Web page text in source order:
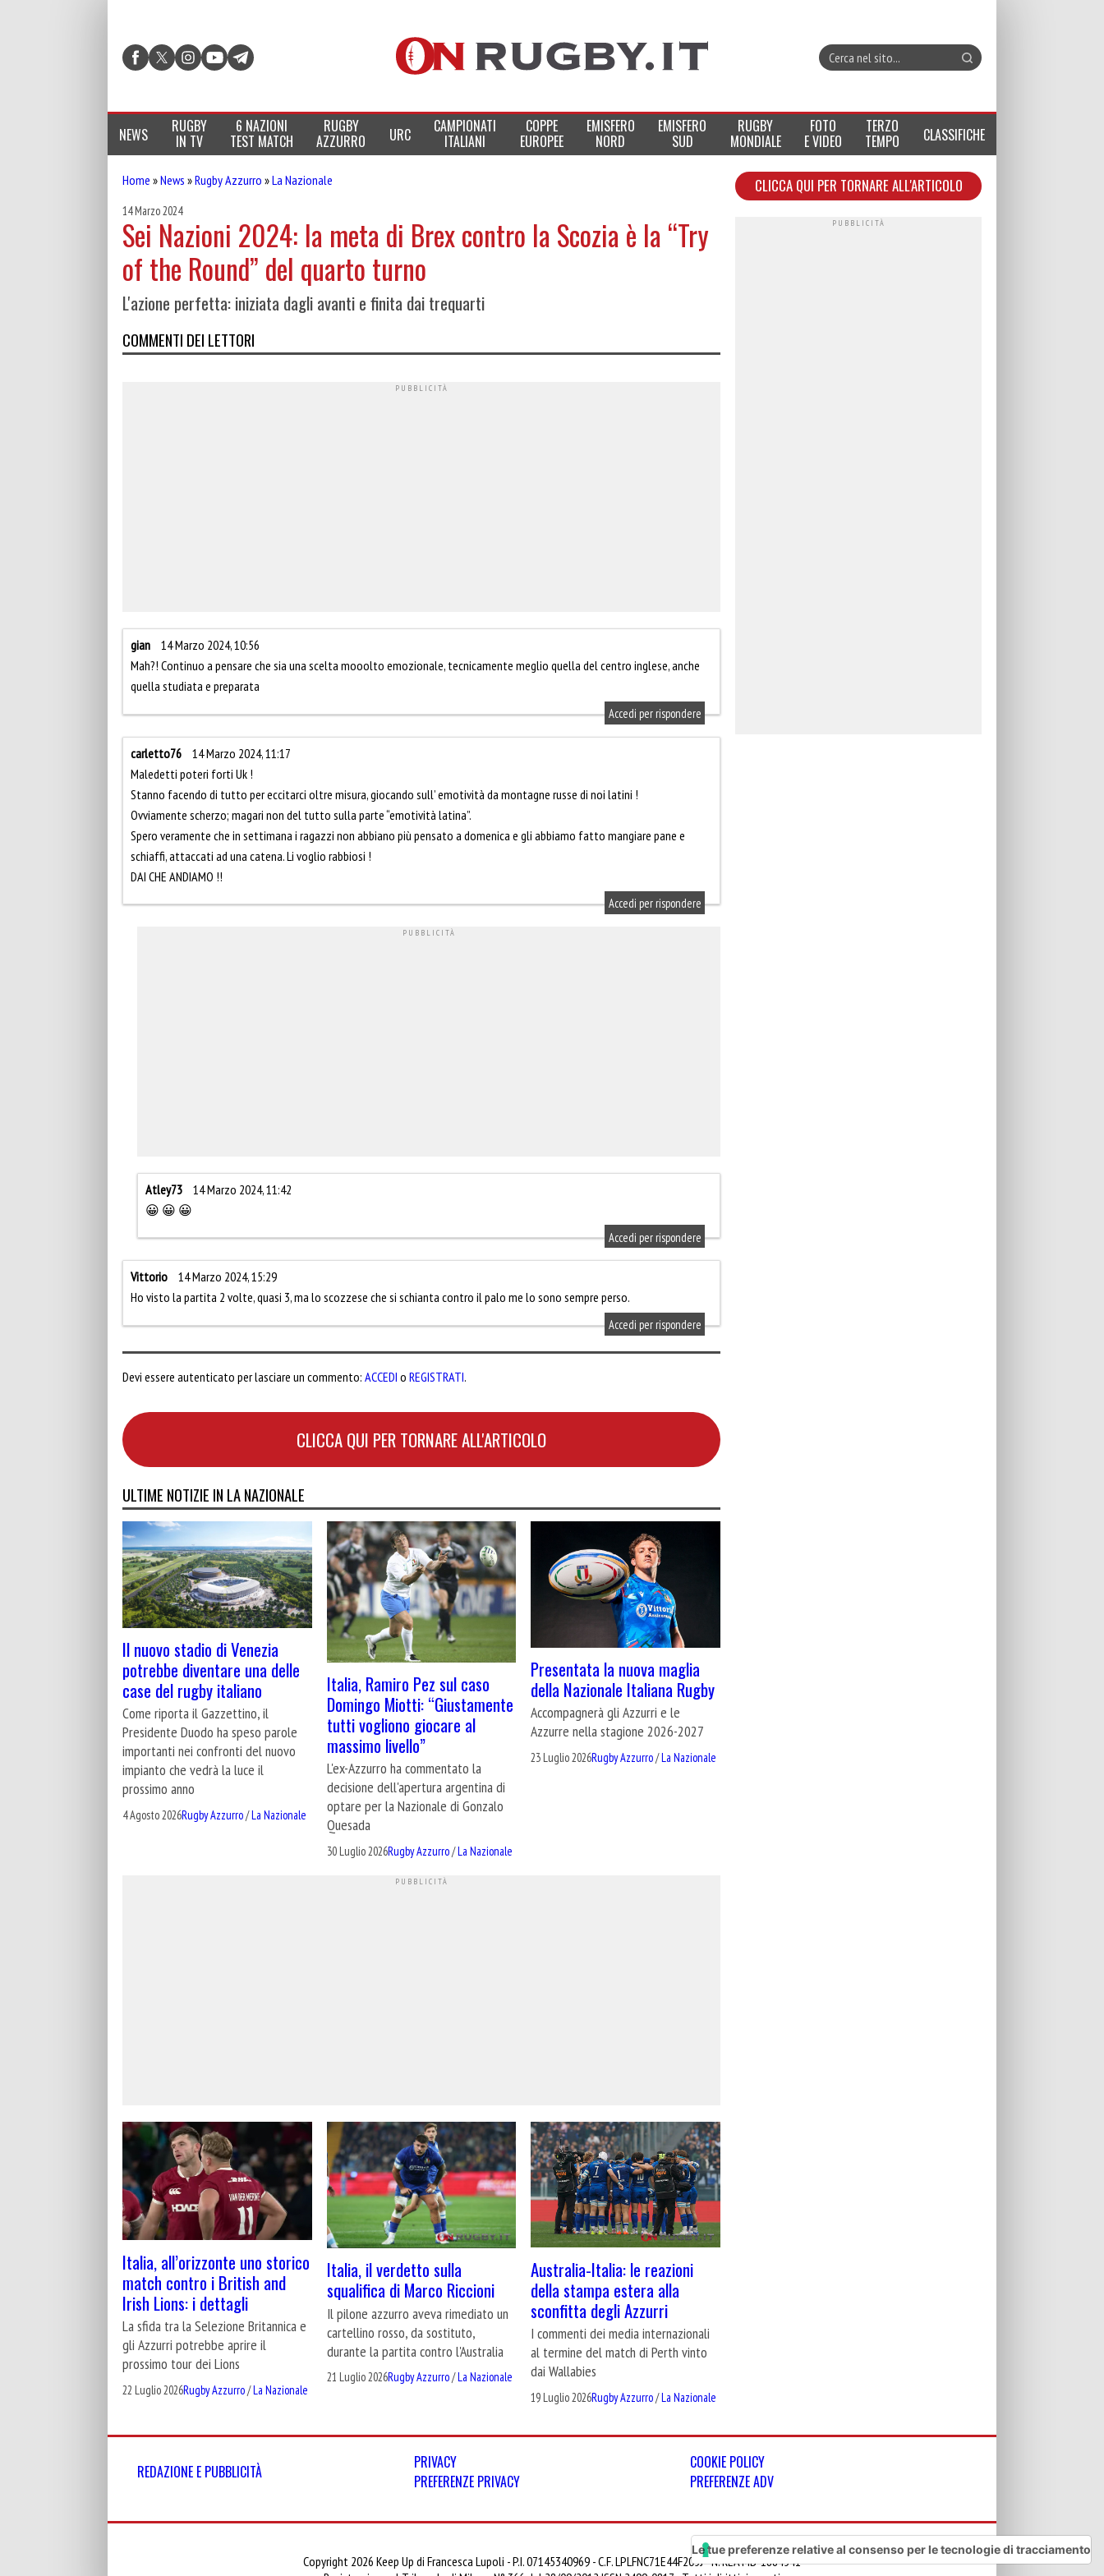
NEWS RUGBY
IN TV
6 NAZIONI
TEST MATCH
RUGBY
AZZURRO URC CAMPIONATI
ITALIANI
COPPE
EUROPEE
EMISFERO
NORD
EMISFERO
SUD
RUGBY
MONDIALE
FOTO
E VIDEO
TERZO
TEMPO CLASSIFICHE
Home »News »Rugby Azzurro »La Nazionale
14 Marzo 2024
Sei Nazioni 2024: la meta di Brex contro la Scozia è la “Try
of the Round” del quarto turno
L'azione perfetta: iniziata dagli avanti e finita dai trequarti
COMMENTI DEI LETTORI
gian
14 Marzo 2024, 10:56
Mah?! Continuo a pensare che sia una scelta mooolto emozionale, tecnicamente meglio quella del centro inglese, anche
quella studiata e preparata
Accedi per rispondere
carletto76
14 Marzo 2024, 11:17
Maledetti poteri forti Uk !
Stanno facendo di tutto per eccitarci oltre misura, giocando sull’ emotività da montagne russe di noi latini !
Ovviamente scherzo; magari non del tutto sulla parte “emotività latina”.
Spero veramente che in settimana i ragazzi non abbiano più pensato a domenica e gli abbiamo fatto mangiare pane e
schiaffi, attaccati ad una catena. Li voglio rabbiosi !
DAI CHE ANDIAMO !!
Accedi per rispondere
Atley73
14 Marzo 2024, 11:42
😀 😀 😀
Accedi per rispondere
Vittorio
14 Marzo 2024, 15:29
Ho visto la partita 2 volte, quasi 3, ma lo scozzese che si schianta contro il palo me lo sono sempre perso.
Accedi per rispondere
Devi essere autenticato per lasciare un commento: ACCEDI o REGISTRATI.
CLICCA QUI PER TORNARE ALL'ARTICOLO
ULTIME NOTIZIE IN LA NAZIONALE
Il nuovo stadio di Venezia
potrebbe diventare una delle
case del rugby italiano
Come riporta il Gazzettino, il
Presidente Duodo ha speso parole
importanti nei confronti del nuovo
impianto che vedrà la luce il
prossimo anno
4 Agosto 2026Rugby Azzurro/La Nazionale
Italia, Ramiro Pez sul caso
Domingo Miotti: “Giustamente
tutti vogliono giocare al
massimo livello”
L'ex-Azzurro ha commentato la
decisione dell'apertura argentina di
optare per la Nazionale di Gonzalo
Quesada
30 Luglio 2026Rugby Azzurro/La Nazionale
Presentata la nuova maglia
della Nazionale Italiana Rugby
Accompagnerà gli Azzurri e le
Azzurre nella stagione 2026-2027
23 Luglio 2026Rugby Azzurro/La Nazionale
Italia, all’orizzonte uno storico
match contro i British and
Irish Lions: i dettagli
La sfida tra la Selezione Britannica e
gli Azzurri potrebbe aprire il
prossimo tour dei Lions
22 Luglio 2026Rugby Azzurro/La Nazionale
Italia, il verdetto sulla
squalifica di Marco Riccioni
Il pilone azzurro aveva rimediato un
cartellino rosso, da sostituto,
durante la partita contro l'Australia
21 Luglio 2026Rugby Azzurro/La Nazionale
Australia-Italia: le reazioni
della stampa estera alla
sconfitta degli Azzurri
I commenti dei media internazionali
al termine del match di Perth vinto
dai Wallabies
19 Luglio 2026Rugby Azzurro/La Nazionale
CLICCA QUI PER TORNARE ALL'ARTICOLO
REDAZIONE E PUBBLICITÀ
PRIVACY
PREFERENZE PRIVACY
COOKIE POLICY
PREFERENZE ADV
Copyright 2026 Keep Up di Francesca Lupoli - P.I. 07145340969 - C.F. LPLFNC71E44F205J - N. REA MB-1884541
Le tue preferenze relative al consenso per le tecnologie di tracciamento